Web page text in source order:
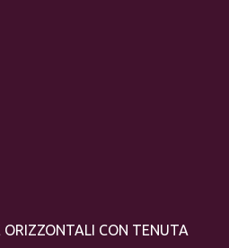
ORIZZONTALI CON TENUTA